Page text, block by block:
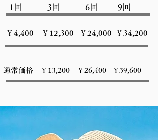
​ 1回 3回 6回 9回
￥4,400 ￥12,300 ￥24,000 ￥34,200
通常価格 ￥13,200 ￥26,400 ￥39,600